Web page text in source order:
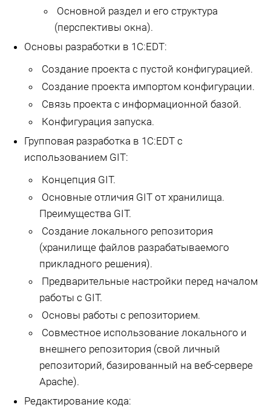
Основной раздел и его структура
(перспективы окна).
Основы разработки в 1С:EDT:
Создание проекта с пустой конфигурацией.
Создание проекта импортом конфигурации.
Связь проекта с информационной базой.
Конфигурация запуска.
Групповая разработка в 1С:EDT с
использованием GIT:
Концепция GIT.
Основные отличия GIT от хранилища.
Преимущества GIT.
Создание локального репозитория
(хранилище файлов разрабатываемого
прикладного решения).
Предварительные настройки перед началом
работы с GIT.
Основы работы с репозиторием.
Совместное использование локального и
внешнего репозитория (свой личный
репозиторий, базированный на веб-сервере
Apache).
Редактирование кода: